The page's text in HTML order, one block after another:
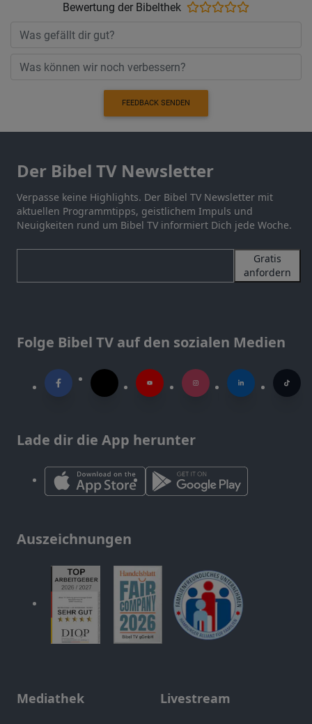
Bewertung der Bibelthek
FEEDBACK SENDEN
Der Bibel TV Newsletter
Verpasse keine Highlights. Der Bibel TV Newsletter mit
aktuellen Programmtipps, geistlichem Impuls und
Neuigkeiten rund um Bibel TV informiert Dich jede Woche.
Gratis
anfordern
Folge Bibel TV auf den sozialen Medien
Lade dir die App herunter
Auszeichnungen
Mediathek Livestream